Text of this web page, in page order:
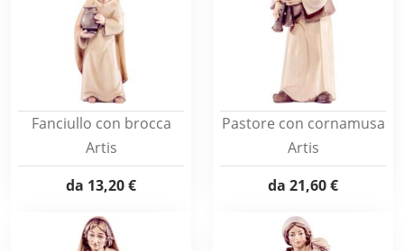
Fanciullo con brocca
Artis
da 13,20 €
Pastore con cornamusa
Artis
da 21,60 €